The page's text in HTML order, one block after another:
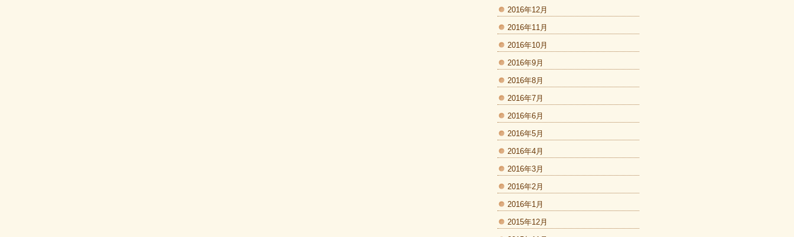
2016年12月
2016年11月
2016年10月
2016年9月
2016年8月
2016年7月
2016年6月
2016年5月
2016年4月
2016年3月
2016年2月
2016年1月
2015年12月